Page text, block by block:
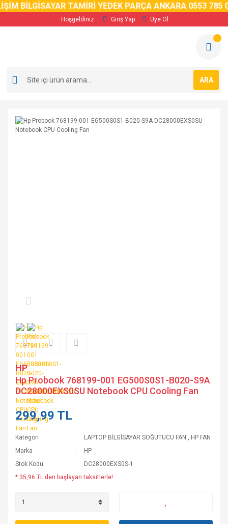
BİLGİSAYAR TAMİRİ YEDEK PARÇA ANKARA 0553 785 02
Hoşgeldiniz Giriş Yap Üye Ol
ARA
HP
Hp Probook 768199-001 EG500S0S1-B020-S9A
DC28000EXS0SU Notebook CPU Cooling Fan
299,99 TL
Kategori LAPTOP BİLGİSAYAR SOĞUTUCU FAN , HP FAN
Marka
HP
Stok Kodu
DC28000EXS0S-1
* 35,96 TL den başlayan taksitlerle!